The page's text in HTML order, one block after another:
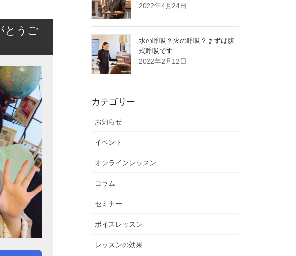
とうご
2022年4月24日
水の呼吸？火の呼吸？まずは腹
式呼吸です
2022年2月12日
カテゴリー
お知らせ
イベント
オンラインレッスン
コラム
セミナー
ボイスレッスン
レッスンの効果